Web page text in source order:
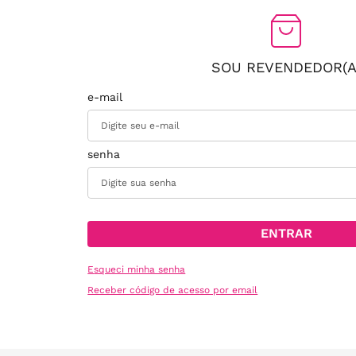
SOU
Esqueci minha senha
ENTRAR
Receber código de acesso por email